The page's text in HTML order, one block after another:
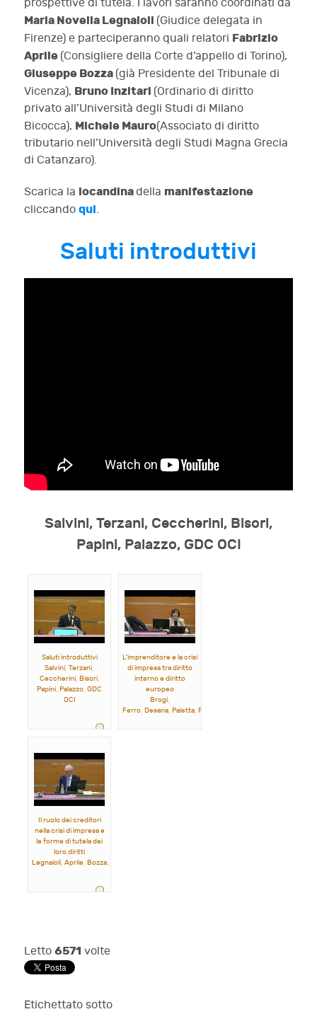
prospettive di tutela. I lavori saranno coordinati da
Maria Novella Legnaioli (Giudice delegata in
Firenze) e parteciperanno quali relatori Fabrizio
Aprile (Consigliere della Corte d’appello di Torino),
Giuseppe Bozza (già Presidente del Tribunale di
Vicenza), Bruno Inzitari (Ordinario di diritto
privato all’Università degli Studi di Milano
Bicocca), Michele Mauro(Associato di diritto
tributario nell’Università degli Studi Magna Grecia
di Catanzaro).
Scarica la locandinadella manifestazione
cliccando qui.
Saluti introduttivi
Salvini, Terzani, Ceccherini, Bisori,
Papini, Palazzo, GDC OCI
Saluti introduttivi
Salvini, Terzani,
Ceccherini, Bisori,
Papini, Palazzo, GDC
OCI
L'imprenditore e la crisi
di impresa tra diritto
interno e diritto
europeo
Brogi,
Ferro, Desana, Paletta, Pettinato, Tarli
Il ruolo dei creditori
nella crisi di impresa e
le forme di tutela dei
loro diritti
Legnaioli, Aprile, Bozza, Inzitari, Mauro
Letto 6571 volte
Etichettato sotto